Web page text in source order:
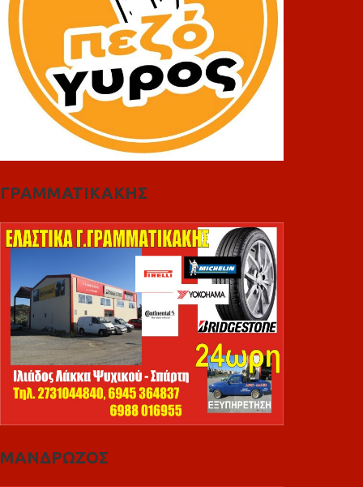
ΓΡΑΜΜΑΤΙΚΑΚΗΣ
ΜΑΝΔΡΩΖΟΣ